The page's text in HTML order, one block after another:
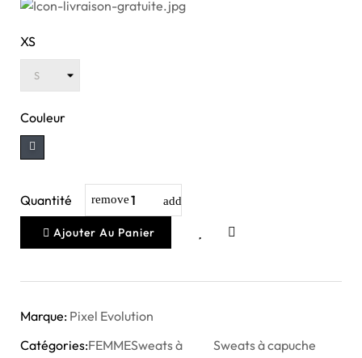
XS
Couleur
Quantité
Ajouter Au Panier
Marque: Pixel Evolution
Catégories:FEMMESweats à
Sweats à capuche